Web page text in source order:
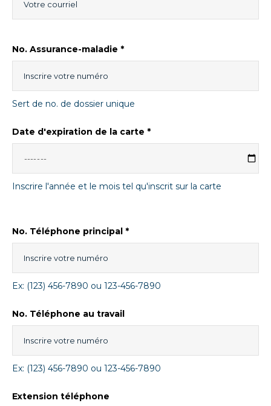
No. Assurance-maladie *
Sert de no. de dossier unique
Date d'expiration de la carte *
Inscrire l'année et le mois tel qu'inscrit sur la carte
No. Téléphone principal *
Ex: (123) 456-7890 ou 123-456-7890
No. Téléphone au travail
Ex: (123) 456-7890 ou 123-456-7890
Extension téléphone